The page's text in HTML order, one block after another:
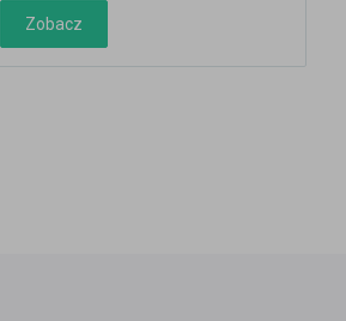
Zobacz